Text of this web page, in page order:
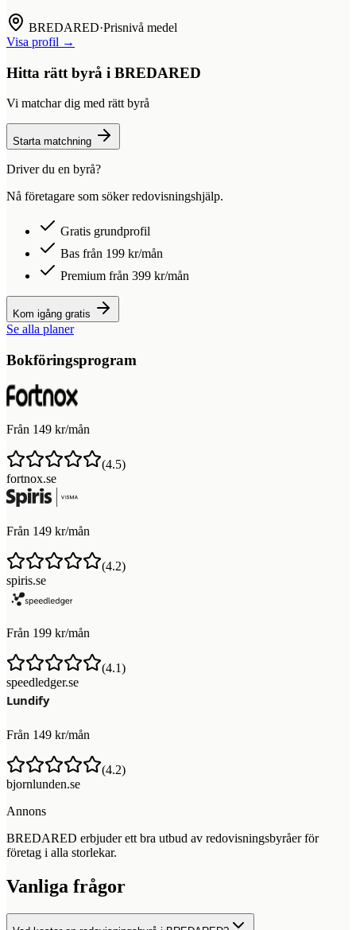
BREDARED·Prisnivå medel
Visa profil →
Hitta rätt byrå i BREDARED
Vi matchar dig med rätt byrå
Starta matchning
Driver du en byrå?
Nå företagare som söker redovisningshjälp.
Gratis grundprofil
Bas från 199 kr/mån
Premium från 399 kr/mån
Kom igång gratis
Se alla planer
Bokföringsprogram
Från 149 kr/mån
(4.5)
fortnox.se
Från 149 kr/mån
(4.2)
spiris.se
Från 199 kr/mån
(4.1)
speedledger.se
Från 149 kr/mån
(4.2)
bjornlunden.se
Annons
BREDARED erbjuder ett bra utbud av redovisningsbyråer för
företag i alla storlekar.
Vanliga frågor